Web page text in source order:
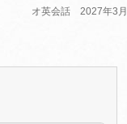
オ英会話 2027年3